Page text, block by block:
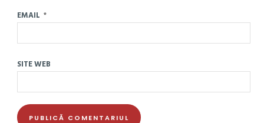
EMAIL *
SITE WEB